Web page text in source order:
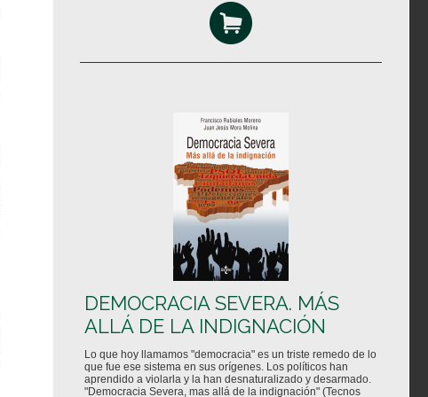
DEMOCRACIA SEVERA. MÁS
ALLÁ DE LA INDIGNACIÓN
Lo que hoy llamamos "democracia" es un triste remedo de lo
que fue ese sistema en sus orígenes. Los políticos han
aprendido a violarla y la han desnaturalizado y desarmado.
"Democracia Severa, mas allá de la indignación" (Tecnos